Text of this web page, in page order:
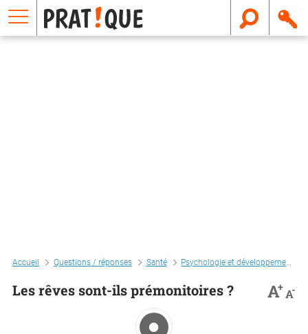
Accueil Questions / réponses Santé Psychologie et développement personnel
Les rêves sont-ils prémonitoires ? A+A-
E
m
a